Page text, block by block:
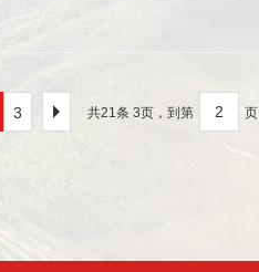
3 共21条 3页，到第 页